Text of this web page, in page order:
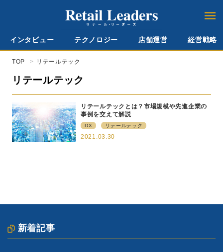
インタビュー テクノロジー 店舗運営 経営戦略
TOP リテールテック
リテールテック
リテールテックとは？市場規模や先進企業の
事例を交えて解説
DX リテールテック
2021.03.30
新着記事